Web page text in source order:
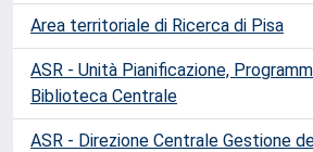
Area territoriale di Ricerca di Pisa
ASR - Unità Pianificazione,
Biblioteca Centrale
ASR - Direzione Centrale Gestione